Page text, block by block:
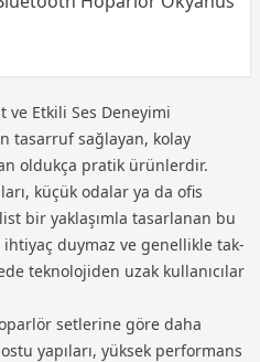
ve Etkili Ses Deneyimi
tasarruf sağlayan, kolay
oldukça pratik ürünlerdir.
küçük odalar ya da ofis
bir yaklaşımla tasarlanan bu
duymaz ve genellikle tak-
teknolojiden uzak kullanıcılar
setlerine göre daha
yapıları, yüksek performans